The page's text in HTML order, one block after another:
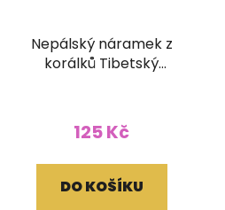
Nepálský náramek z
korálků Tibetský
125 Kč
DO KOŠÍKU